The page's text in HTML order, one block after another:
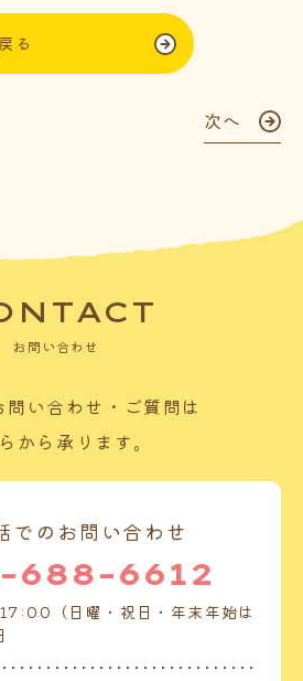
る
次へ
お問い合わせ
い合わせ・ご質問は
から承ります。
でのお問い合わせ
688-6612
（日曜・祝日・年末年始は